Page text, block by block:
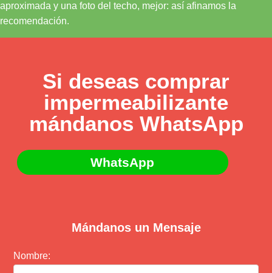
aproximada y una foto del techo, mejor: así afinamos la
recomendación.
Si deseas comprar
impermeabilizante
mándanos WhatsApp
WhatsApp
Mándanos un Mensaje
Nombre: